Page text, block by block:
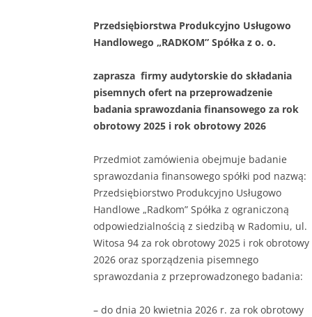
Przedsiębiorstwa Produkcyjno Usługowo
Handlowego „RADKOM” Spółka z o. o.
zaprasza firmy audytorskie do składania
pisemnych ofert na przeprowadzenie
badania sprawozdania finansowego za rok
obrotowy 2025 i rok obrotowy 2026
Przedmiot zamówienia obejmuje badanie
sprawozdania finansowego spółki pod nazwą:
Przedsiębiorstwo Produkcyjno Usługowo
Handlowe „Radkom” Spółka z ograniczoną
odpowiedzialnością z siedzibą w Radomiu, ul.
Witosa 94 za rok obrotowy 2025 i rok obrotowy
2026 oraz sporządzenia pisemnego
sprawozdania z przeprowadzonego badania:
– do dnia 20 kwietnia 2026 r. za rok obrotowy